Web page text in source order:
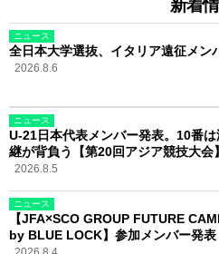
新着
ニュース
全日本大学選抜、イタリア遠征メン
2026.8.6
ニュース
U-21日本代表メンバー発表。10番は
継が背負う【第20回アジア競技大会】
2026.8.5
ニュース
【JFA×SCO GROUP FUTURE
by BLUE LOCK】参加メンバー発表